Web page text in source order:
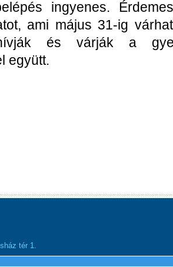
ingyenes.
ami május 31-ig
és várják a
együtt.
tér 1.